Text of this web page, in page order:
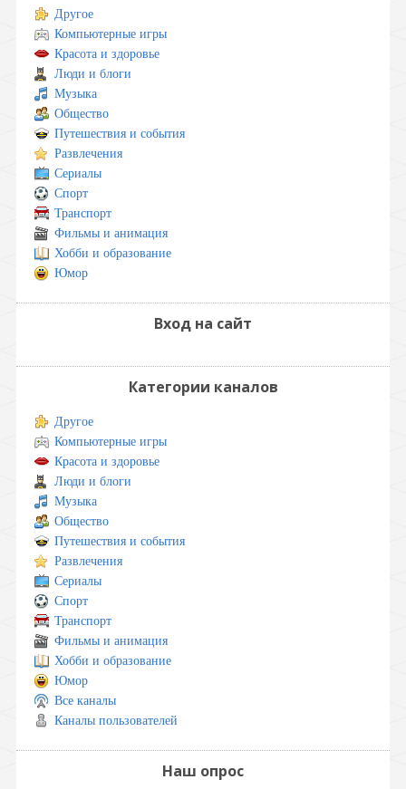
Другое
Компьютерные игры
Красота и здоровье
Люди и блоги
Музыка
Общество
Путешествия и события
Развлечения
Сериалы
Спорт
Транспорт
Фильмы и анимация
Хобби и образование
Юмор
Вход на сайт
Категории каналов
Другое
Компьютерные игры
Красота и здоровье
Люди и блоги
Музыка
Общество
Путешествия и события
Развлечения
Сериалы
Спорт
Транспорт
Фильмы и анимация
Хобби и образование
Юмор
Все каналы
Каналы пользователей
Наш опрос